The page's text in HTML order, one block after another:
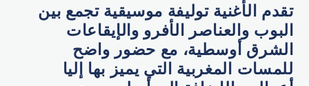
تقدم الأغنية توليفة موسيقية تجمع بين
البوب والعناصر الأفرو والإيقاعات
الشرق أوسطية، مع حضور واضح
للمسات المغربية التي يميز بها إليا